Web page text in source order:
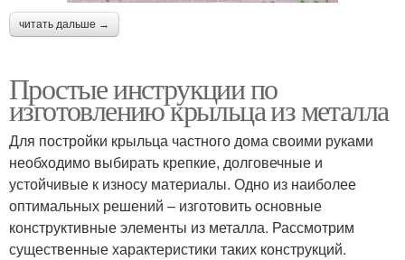
читать дальше →
Простые инструкции по
изготовлению крыльца из металла
Для постройки крыльца частного дома своими руками
необходимо выбирать крепкие, долговечные и
устойчивые к износу материалы. Одно из наиболее
оптимальных решений – изготовить основные
конструктивные элементы из металла. Рассмотрим
существенные характеристики таких конструкций.